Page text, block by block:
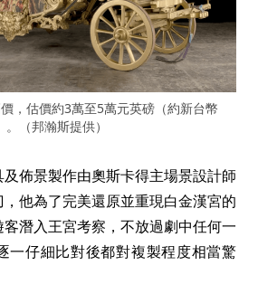
，估價約3萬至5萬元英磅（約新台幣
（邦瀚斯提供）
及佈景製作由奧斯卡得主場景設計師
他為了完美還原並重現白金漢宮的
潛入王宮考察，不放過劇中任何一
一仔細比對後都對複製程度相當驚